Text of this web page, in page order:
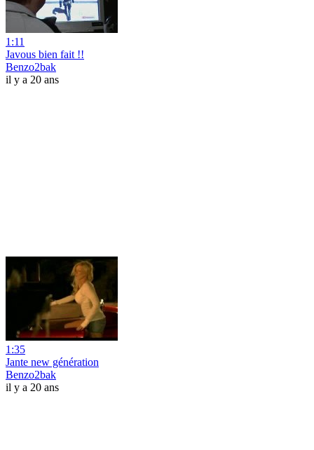
1:11
Javous bien fait !!
Benzo2bak
il y a 20 ans
1:35
Jante new génération
Benzo2bak
il y a 20 ans